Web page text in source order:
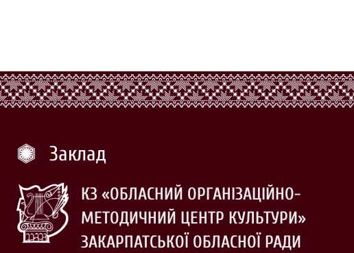
Заклад
КЗ «ОБЛАСНИЙ ОРГАНІЗАЦІЙНО-
МЕТОДИЧНИЙ ЦЕНТР КУЛЬТУРИ»
ЗАКАРПАТСЬКОЇ ОБЛАСНОЇ РАДИ